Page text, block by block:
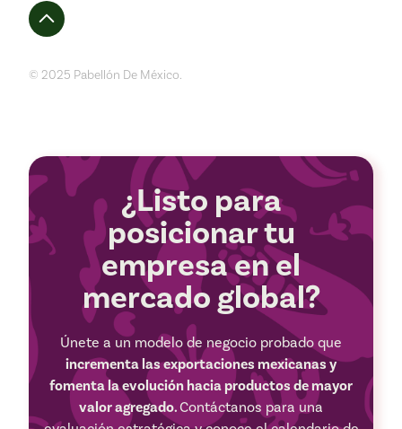
© 2025 Pabellón De México.
¿Listo para
posicionar tu
empresa en el
mercado global?
Únete a un modelo de negocio probado que
incrementa las exportaciones mexicanas y
fomenta la evolución hacia productos de mayor
valor agregado.Contáctanos para una